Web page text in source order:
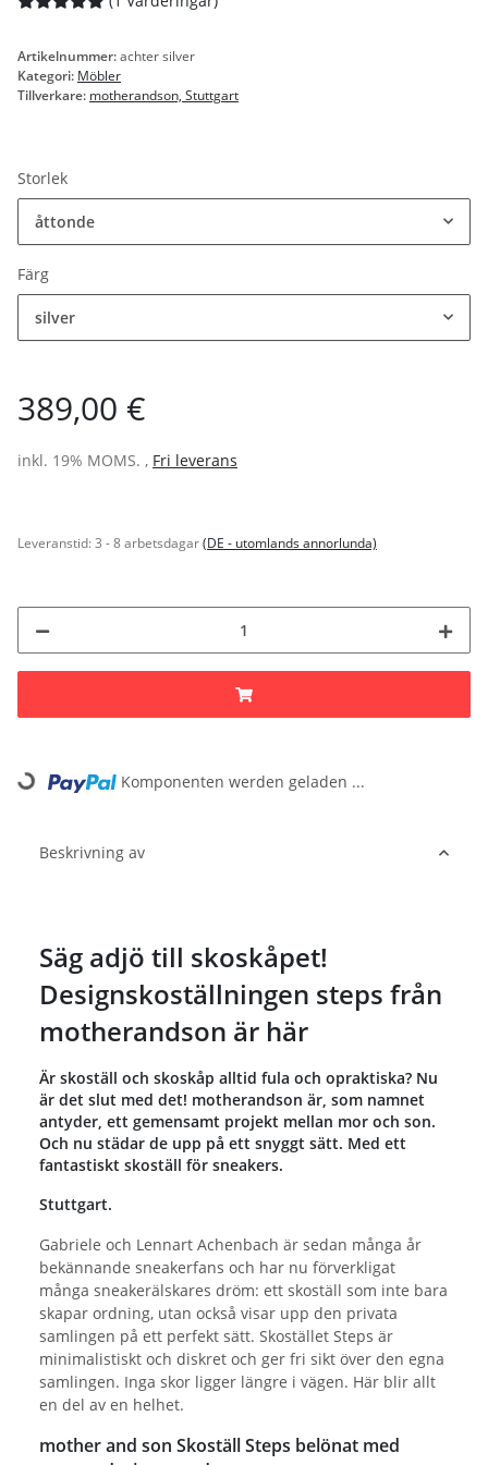
Artikelnummer:achter silver
Kategori: Möbler
Tillverkare: motherandson, Stuttgart
Storlek
åttonde
Färg
silver
389,00 €
inkl. 19% MOMS. , Fri leverans
Leveranstid:3 - 8 arbetsdagar(DE - utomlands annorlunda)
Loading... Komponenten werden geladen ...
Beskrivning av
Säg adjö till skoskåpet!
Designskoställningen steps från
motherandson är här
Är skoställ och skoskåp alltid fula och opraktiska? Nu
är det slut med det! motherandson är, som namnet
antyder, ett gemensamt projekt mellan mor och son.
Och nu städar de upp på ett snyggt sätt. Med ett
fantastiskt skoställ för sneakers.
Stuttgart.
Gabriele och Lennart Achenbach är sedan många år
bekännande sneakerfans och har nu förverkligat
många sneakerälskares dröm: ett skoställ som inte bara
skapar ordning, utan också visar upp den privata
samlingen på ett perfekt sätt. Skostället Steps är
minimalistiskt och diskret och ger fri sikt över den egna
samlingen. Inga skor ligger längre i vägen. Här blir allt
en del av en helhet.
mother and son Skoställ Steps belönat med